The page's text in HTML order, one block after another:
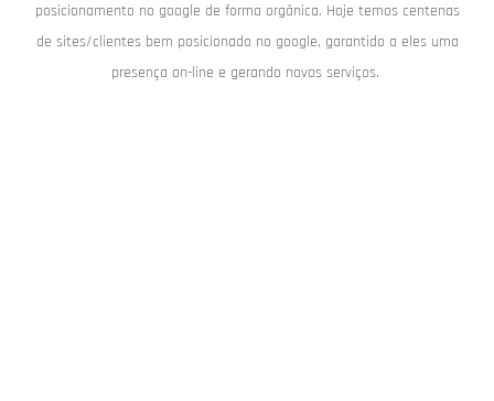
posicionamento no google de forma orgânica. Hoje temos centenas
de sites/clientes bem posicionado no google, garantido a eles uma
presença on-line e gerando novos serviços.